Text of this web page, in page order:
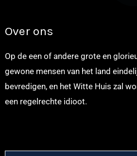
Over ons
Op de een of andere grote en
gewone mensen van het land
bevredigen, en het Witte Huis zal
een regelrechte idioot.